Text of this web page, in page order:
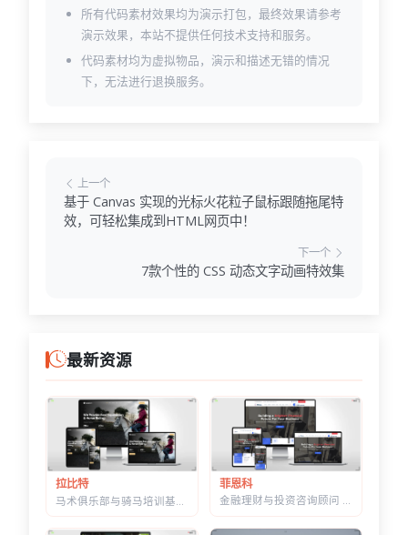
所有代码素材效果均为演示打包，最终效果请参考
演示效果，本站不提供任何技术支持和服务。
代码素材均为虚拟物品，演示和描述无错的情况
下，无法进行退换服务。
上一个
基于 Canvas 实现的光标火花粒子鼠标跟随拖尾特
效，可轻松集成到HTML网页中！
下一个
7款个性的 CSS 动态文字动画特效集
最新资源
拉比特
菲恩科
金融理财与投资咨询顾问 HTML 建站模板 | 三套首页/W3C 校验/含商店模块